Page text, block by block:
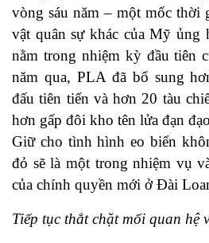
vòng sáu năm – một mốc thời
vật quân sự khác của Mỹ ủng
nằm trong nhiệm kỳ đầu tiên
năm qua, PLA đã bổ sung
đấu tiên tiến và hơn 20 tàu
hơn gấp đôi kho tên lửa đạn
Giữ cho tình hình eo biển
đỏ sẽ là một trong nhiệm vụ
của chính quyền mới ở Đài
Tiếp tục thắt chặt mối quan hệ